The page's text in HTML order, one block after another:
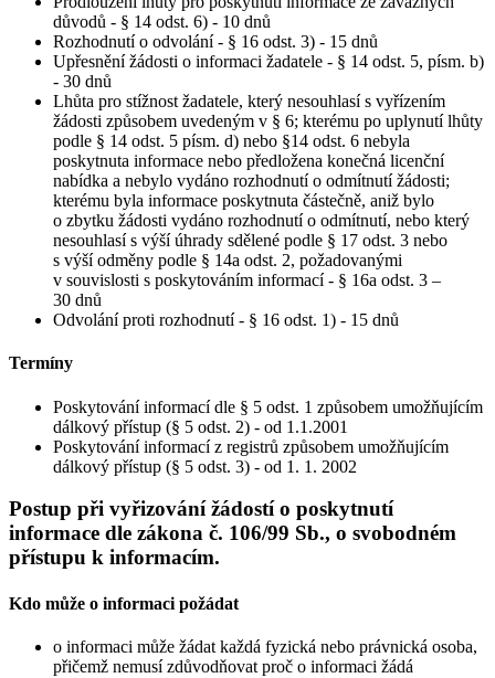
důvodů - § 14 odst. 6) - 10 dnů
Rozhodnutí o odvolání - § 16 odst. 3) - 15 dnů
Upřesnění žádosti o informaci žadatele - § 14 odst. 5, písm. b)
- 30 dnů
Lhůta pro stížnost žadatele, který nesouhlasí s vyřízením
žádosti způsobem uvedeným v § 6; kterému po uplynutí lhůty
podle § 14 odst. 5 písm. d) nebo §14 odst. 6 nebyla
poskytnuta informace nebo předložena konečná licenční
nabídka a nebylo vydáno rozhodnutí o odmítnutí žádosti;
kterému byla informace poskytnuta částečně, aniž bylo
o zbytku žádosti vydáno rozhodnutí o odmítnutí, nebo který
nesouhlasí s výší úhrady sdělené podle § 17 odst. 3 nebo
s výší odměny podle § 14a odst. 2, požadovanými
v souvislosti s poskytováním informací - § 16a odst. 3 –
30 dnů
Odvolání proti rozhodnutí - § 16 odst. 1) - 15 dnů
Termíny
Poskytování informací dle § 5 odst. 1 způsobem umožňujícím
dálkový přístup (§ 5 odst. 2) - od 1.1.2001
Poskytování informací z registrů způsobem umožňujícím
dálkový přístup (§ 5 odst. 3) - od 1. 1. 2002
Postup při vyřizování žádostí o poskytnutí
informace dle zákona č. 106/99 Sb., o svobodném
přístupu k informacím.
Kdo může o informaci požádat
o informaci může žádat každá fyzická nebo právnická osoba,
přičemž nemusí zdůvodňovat proč o informaci žádá